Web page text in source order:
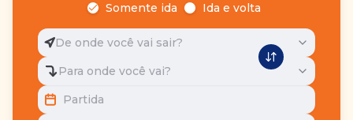
Somente ida
Ida e volta
De onde você vai sair?
Para onde você vai?
Partida